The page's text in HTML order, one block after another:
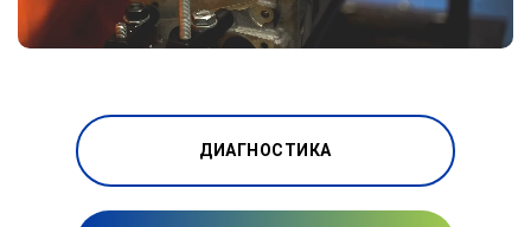
ДИАГНОСТИКА